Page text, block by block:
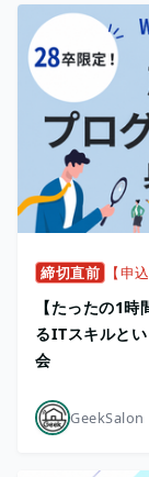
締切直前 【申
【たったの1
るITスキルと
会
GeekSalon